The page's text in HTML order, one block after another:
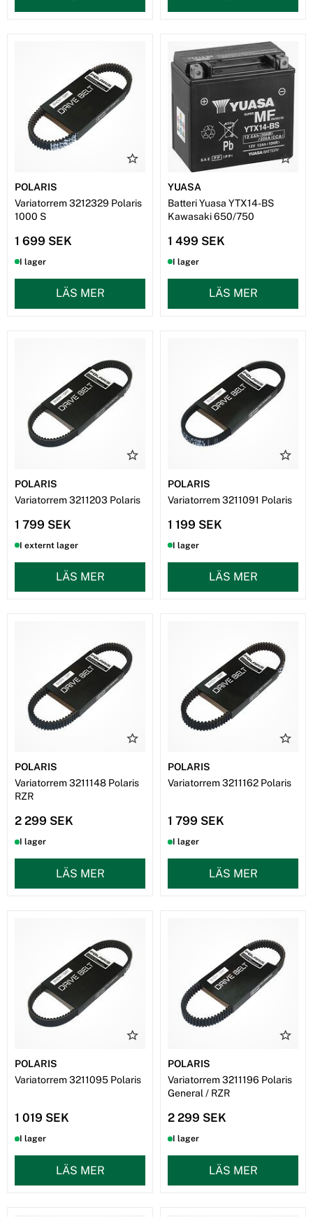
POLARIS
Variatorrem 3212329 Polaris
1000 S
1 699 SEK
I lager
LÄS MER
YUASA
Batteri Yuasa YTX14-BS
Kawasaki 650/750
1 499 SEK
I lager
LÄS MER
POLARIS
Variatorrem 3211203 Polaris
1 799 SEK
I externt lager
LÄS MER
POLARIS
Variatorrem 3211091 Polaris
1 199 SEK
I lager
LÄS MER
POLARIS
Variatorrem 3211148 Polaris
RZR
2 299 SEK
I lager
LÄS MER
POLARIS
Variatorrem 3211162 Polaris
1 799 SEK
I lager
LÄS MER
POLARIS
Variatorrem 3211095 Polaris
1 019 SEK
I lager
LÄS MER
POLARIS
Variatorrem 3211196 Polaris
General / RZR
2 299 SEK
I lager
LÄS MER